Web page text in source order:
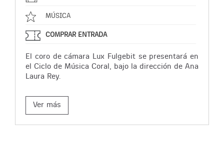
MÚSICA
COMPRAR ENTRADA
El coro de cámara Lux Fulgebit se presentará en
el Ciclo de Música Coral, bajo la dirección de Ana
Laura Rey.
Ver más